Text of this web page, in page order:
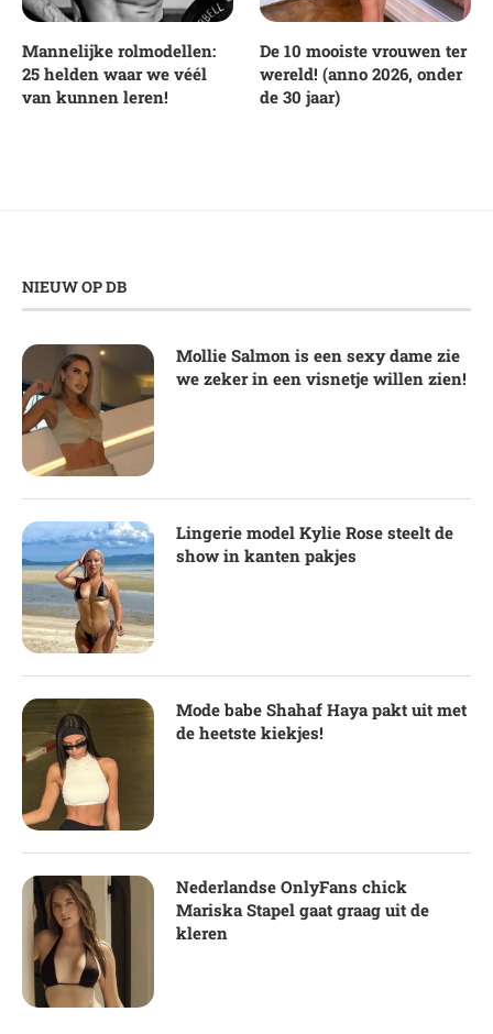
Mannelijke rolmodellen:
25 helden waar we véél
van kunnen leren!
De 10 mooiste vrouwen ter
wereld! (anno 2026, onder
de 30 jaar)
NIEUW OP DB
Mollie Salmon is een sexy dame zie
we zeker in een visnetje willen zien!
Lingerie model Kylie Rose steelt de
show in kanten pakjes
Mode babe Shahaf Haya pakt uit met
de heetste kiekjes!
Nederlandse OnlyFans chick
Mariska Stapel gaat graag uit de
kleren